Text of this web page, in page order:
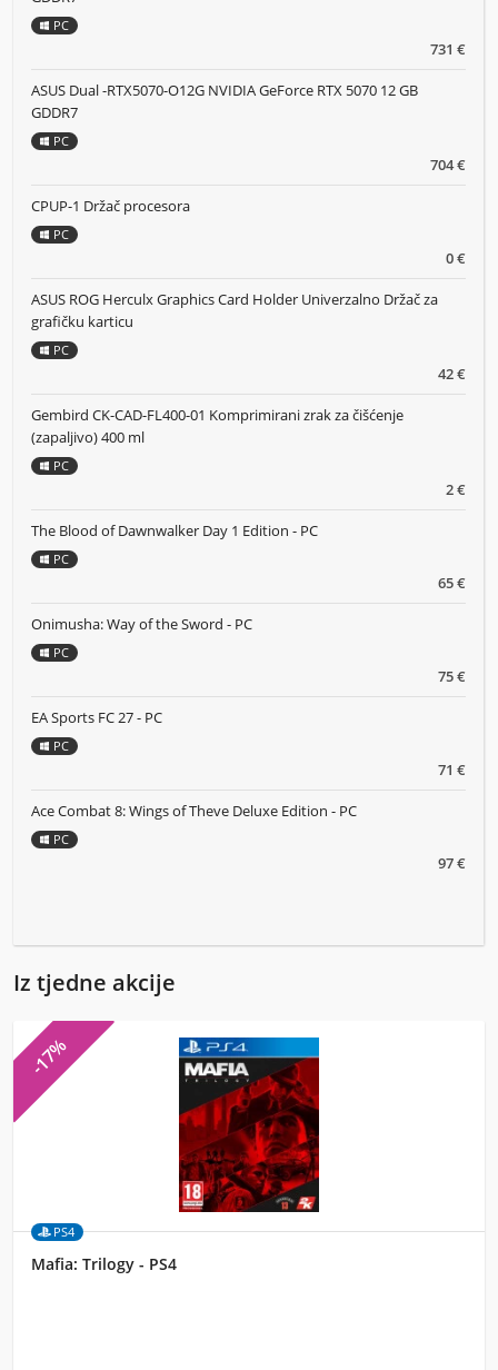
731 €
PC
704 €
ASUS Dual -RTX5070-O12G NVIDIA GeForce RTX 5070 12 GB
GDDR7
PC
0 €
CPUP-1 Držač procesora
PC
42 €
ASUS ROG Herculx Graphics Card Holder Univerzalno Držač za
grafičku karticu
PC
2 €
Gembird CK-CAD-FL400-01 Komprimirani zrak za čišćenje
(zapaljivo) 400 ml
PC
65 €
The Blood of Dawnwalker Day 1 Edition - PC
PC
75 €
Onimusha: Way of the Sword - PC
PC
71 €
EA Sports FC 27 - PC
PC
97 €
Ace Combat 8: Wings of Theve Deluxe Edition - PC
PC
Iz tjedne akcije
-17%
PS4
Mafia: Trilogy - PS4